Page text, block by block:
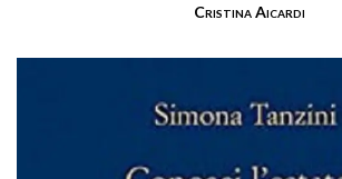
Cristina Aicardi